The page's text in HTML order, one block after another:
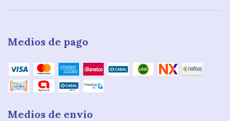
Medios de pago
Medios de envío